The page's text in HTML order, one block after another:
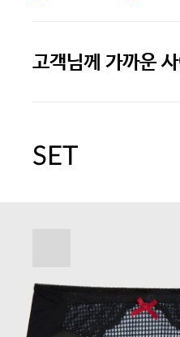
주말특가
고객님께 가까운
SET